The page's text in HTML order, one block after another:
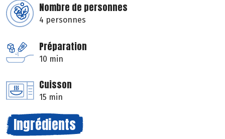
Nombre de personnes
4 personnes
Préparation
10 min
Cuisson
15 min
Ingrédients